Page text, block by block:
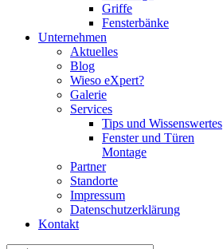
Griffe
Fensterbänke
Unternehmen
Aktuelles
Blog
Wieso eXpert?
Galerie
Services
Tips und Wissenswertes
Fenster und Türen
Montage
Partner
Standorte
Impressum
Datenschutzerklärung
Kontakt